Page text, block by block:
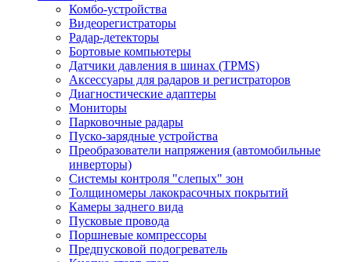
Комбо-устройства
Видеорегистраторы
Радар-детекторы
Бортовые компьютеры
Датчики давления в шинах (TPMS)
Аксессуары для радаров и регистраторов
Диагностические адаптеры
Мониторы
Парковочные радары
Пуско-зарядные устройства
Преобразователи напряжения (автомобильные
инверторы)
Системы контроля "слепых" зон
Толщиномеры лакокрасочных покрытий
Камеры заднего вида
Пусковые провода
Поршневые компрессоры
Предпусковой подогреватель